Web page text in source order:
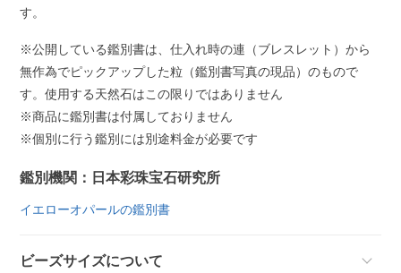
す。
※公開している鑑別書は、仕入れ時の連（ブレスレット）から
無作為でピックアップした粒（鑑別書写真の現品）のもので
す。使用する天然石はこの限りではありません
※商品に鑑別書は付属しておりません
※個別に行う鑑別には別途料金が必要です
鑑別機関：日本彩珠宝石研究所
イエローオパールの鑑別書
ビーズサイズについて